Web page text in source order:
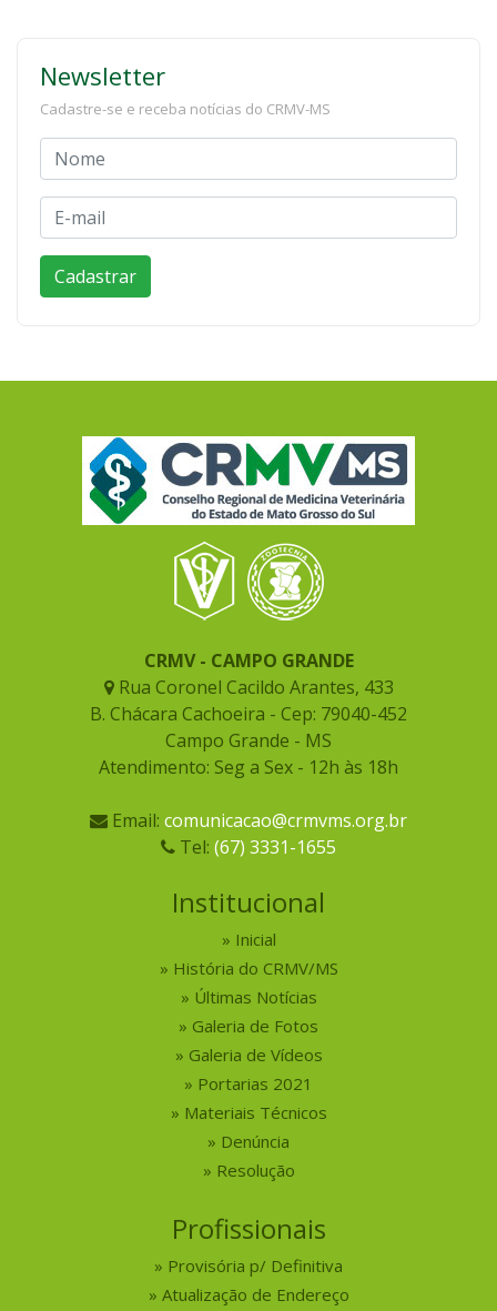
Newsletter
Cadastre-se e receba notícias do CRMV-MS
CRMV - CAMPO GRANDE
Rua Coronel Cacildo Arantes, 433
B. Chácara Cachoeira - Cep: 79040-452
Campo Grande - MS
Atendimento: Seg a Sex - 12h às 18h
Email: comunicacao@crmvms.org.br
Tel: (67) 3331-1655
Institucional
Inicial
História do CRMV/MS
Últimas Notícias
Galeria de Fotos
Galeria de Vídeos
Portarias 2021
Materiais Técnicos
Denúncia
Resolução
Profissionais
Provisória p/ Definitiva
Atualização de Endereço